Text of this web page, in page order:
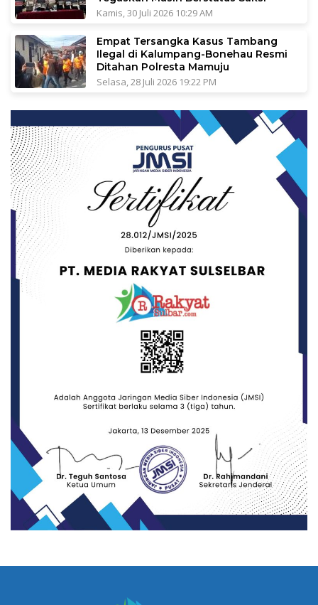
Kamis, 30 Juli 2026 10:29 AM
Empat Tersangka Kasus Tambang
Ilegal di Kalumpang-Bonehau Resmi
Ditahan Polresta Mamuju
Selasa, 28 Juli 2026 19:22 PM